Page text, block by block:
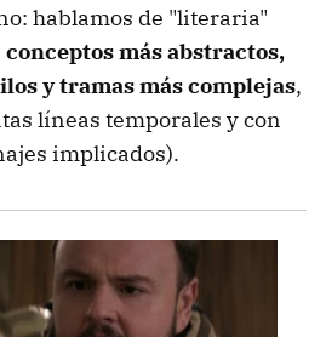
hablamos de "literaria"
conceptos más abstractos,
y tramas más complejas,
líneas temporales y con
implicados).